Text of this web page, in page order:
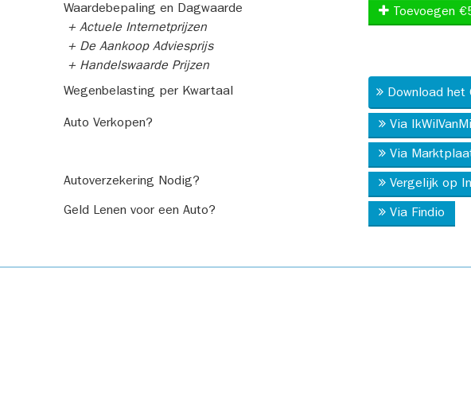
Waardebepaling en Dagwaarde
+ Actuele Internetprijzen
+ De Aankoop Adviesprijs
+ Handelswaarde Prijzen
Toevoegen
Wegenbelasting per Kwartaal Download
Auto Verkopen? Via
Via
Autoverzekering Nodig? Vergelijk op
Geld Lenen voor een Auto? Via Findio